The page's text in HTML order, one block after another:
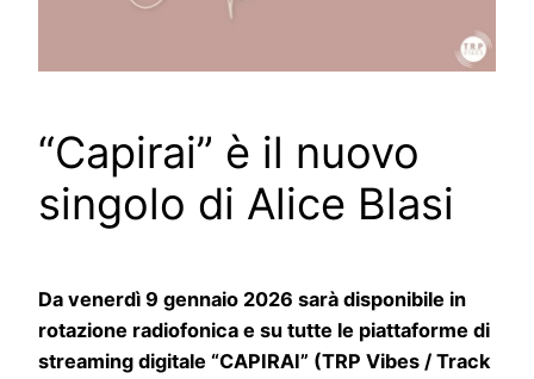
“Capirai” è il nuovo
singolo di Alice Blasi
Da venerdì 9 gennaio 2026 sarà disponibile in
rotazione radiofonica e su tutte le piattaforme di
streaming digitale “CAPIRAI” (TRP Vibes / Track